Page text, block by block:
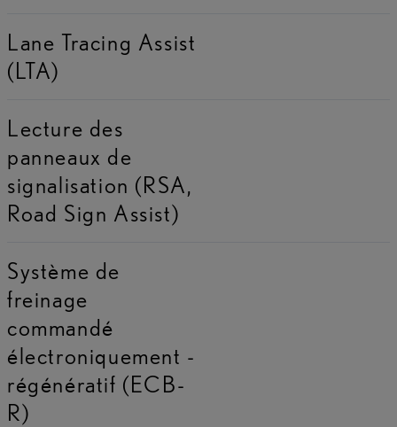
Lane Tracing Assist
(LTA)
Lecture des
panneaux de
signalisation (RSA,
Road Sign Assist)
Système de
freinage
commandé
électroniquement -
régénératif (ECB-
R)